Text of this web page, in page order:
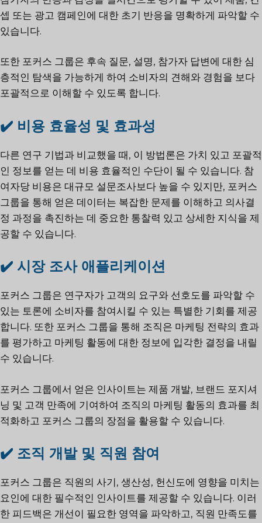
셉 또는 광고 캠페인에 대한 초기 반응을 명확하게 파악할 수
있습니다.
또한 포커스 그룹은 후속 질문, 설명, 참가자 답변에 대한 심
층적인 탐색을 가능하게 하여 소비자의 견해와 경험을 보다
포괄적으로 이해할 수 있도록 합니다.
✔️ 비용 효율성 및 효과성
다른 연구 기법과 비교했을 때, 이 방법론은 가치 있고 포괄적
인 정보를 얻는 데 비용 효율적인 수단이 될 수 있습니다. 참
여자당 비용은 대규모 설문조사보다 높을 수 있지만, 포커스
그룹을 통해 얻은 데이터는 복잡한 문제를 이해하고 의사결
정 과정을 촉진하는 데 중요한 통찰력 있고 상세한 지식을 제
공할 수 있습니다.
✔️ 시장 조사 애플리케이션
포커스 그룹은 연구자가 고객의 요구와 선호도를 파악할 수
있는 토론에 소비자를 참여시킬 수 있는 특별한 기회를 제공
합니다. 또한 포커스 그룹을 통해 조직은 마케팅 전략의 효과
를 평가하고 마케팅 활동에 대한 정보에 입각한 결정을 내릴
수 있습니다.
포커스 그룹에서 얻은 인사이트는 제품 개발, 브랜드 포지셔
닝 및 고객 만족에 기여하여 조직의 마케팅 활동의 효과를 최
적화하고 포커스 그룹의 장점을 활용할 수 있습니다.
✔️ 조직 개발 및 직원 참여
포커스 그룹은 직원의 사기, 생산성, 헌신도에 영향을 미치는
요인에 대한 필수적인 인사이트를 제공할 수 있습니다. 이러
한 피드백은 개선이 필요한 영역을 파악하고, 직원 만족도를